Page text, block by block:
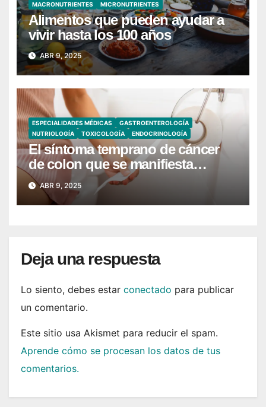
MACRONUTRIENTES
MICRONUTRIENTES
Alimentos que pueden ayudar a
vivir hasta los 100 años
ABR 9, 2025
ESPECIALIDADES MÉDICAS
GASTROENTEROLOGÍA
NUTRIOLOGÍA
TOXICOLOGÍA ENDOCRINOLOGÍA
El síntoma temprano de cáncer
de colon que se manifiesta
cuando vas al baño
ABR 9, 2025
Deja una respuesta
Lo siento, debes estar conectado para publicar
un comentario.
Este sitio usa Akismet para reducir el spam.
Aprende cómo se procesan los datos de tus
comentarios.